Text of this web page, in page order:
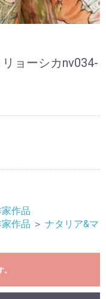
ョーシカnv034-
作品
作品 ＞ ナタリア&マ